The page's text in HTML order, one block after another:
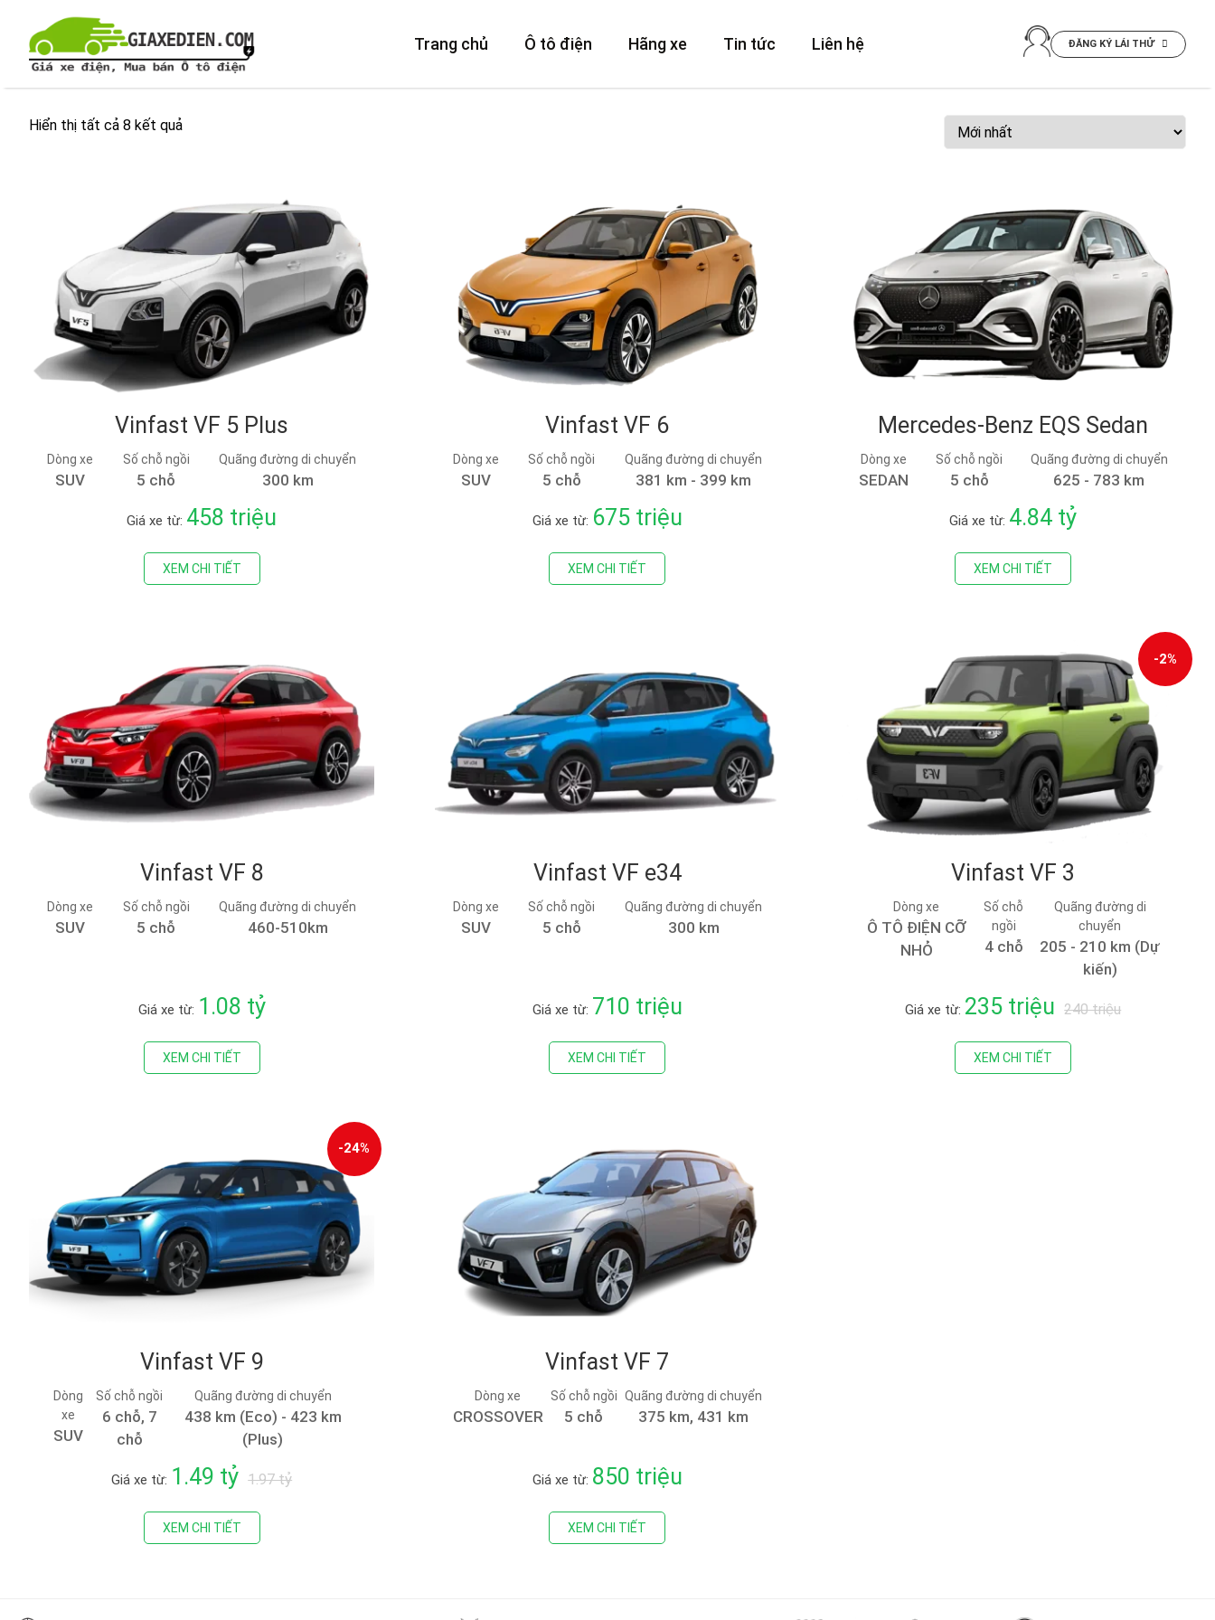
Trang chủ Ô tô điện Hãng xe Tin tức Liên hệ ĐĂNG KÝ LÁI THỬ
Hiển thị tất cả 8 kết quả
Vinfast VF 5 Plus
Dòng xe
SUV
Số chỗ ngồi
5 chỗ
Quãng đường di chuyển
300 km
Giá xe từ: 458 triệu
XEM CHI TIẾT
Vinfast VF 6
Dòng xe
SUV
Số chỗ ngồi
5 chỗ
Quãng đường di chuyển
381 km - 399 km
Giá xe từ: 675 triệu
XEM CHI TIẾT
Mercedes-Benz EQS Sedan
Dòng xe
SEDAN
Số chỗ ngồi
5 chỗ
Quãng đường di chuyển
625 - 783 km
Giá xe từ: 4.84 tỷ
XEM CHI TIẾT
Vinfast VF 8
Dòng xe
SUV
Số chỗ ngồi
5 chỗ
Quãng đường di chuyển
460-510km
Giá xe từ: 1.08 tỷ
XEM CHI TIẾT
Vinfast VF e34
Dòng xe
SUV
Số chỗ ngồi
5 chỗ
Quãng đường di chuyển
300 km
Giá xe từ: 710 triệu
XEM CHI TIẾT
-2%
Vinfast VF 3
Dòng xe
Ô TÔ ĐIỆN CỠ
NHỎ
Số chỗ
ngồi
4 chỗ
Quãng đường di
chuyển
205 - 210 km (Dự
kiến)
Giá xe từ: 235 triệu 240 triệu
XEM CHI TIẾT
-24%
Vinfast VF 9
Dòng
xe
SUV
Số chỗ ngồi
6 chỗ, 7
chỗ
Quãng đường di chuyển
438 km (Eco) - 423 km
(Plus)
Giá xe từ: 1.49 tỷ 1.97 tỷ
XEM CHI TIẾT
Vinfast VF 7
Dòng xe
CROSSOVER
Số chỗ ngồi
5 chỗ
Quãng đường di chuyển
375 km, 431 km
Giá xe từ: 850 triệu
XEM CHI TIẾT